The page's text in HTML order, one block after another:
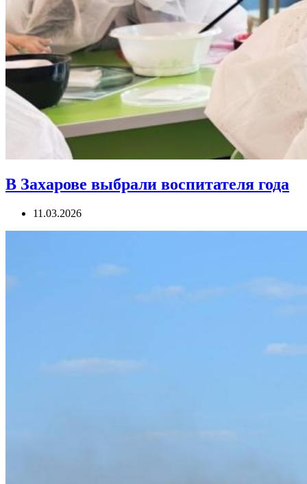
В Захарове выбрали воспитателя года
11.03.2026